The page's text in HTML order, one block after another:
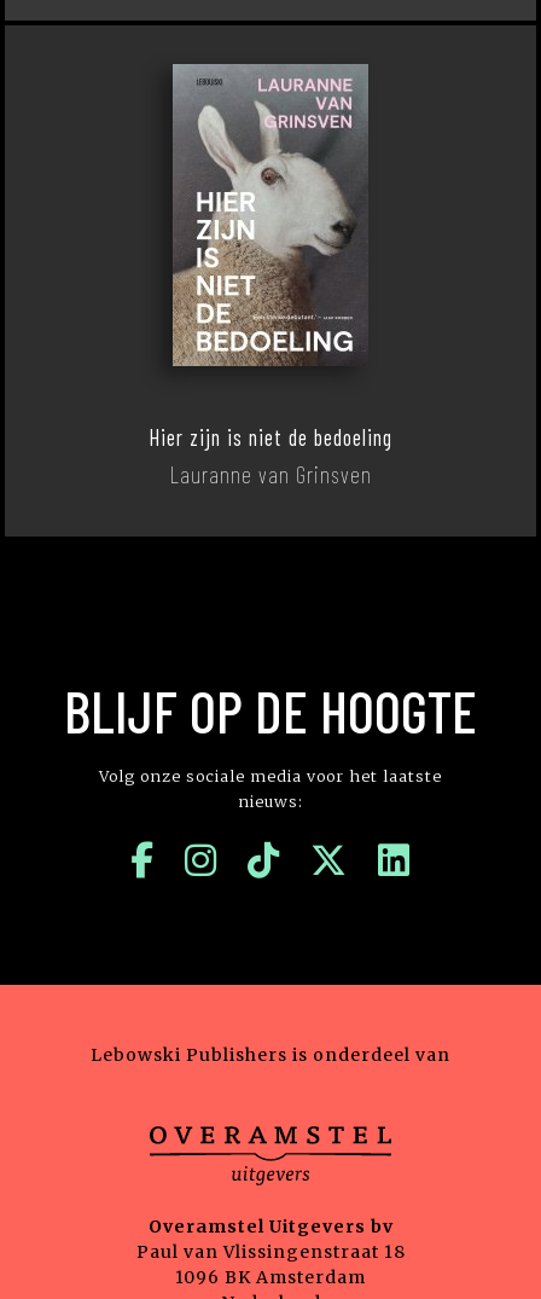
Hier zijn is niet de bedoeling
Lauranne van Grinsven
BLIJF OP DE HOOGTE
Volg onze sociale media voor het laatste
nieuws:
Lebowski Publishers is onderdeel van
Overamstel Uitgevers bv
Paul van Vlissingenstraat 18
1096 BK Amsterdam